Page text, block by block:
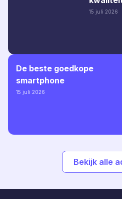
15 juli 2026
De beste goedkope
smartphone
15 juli 2026
Bekijk alle